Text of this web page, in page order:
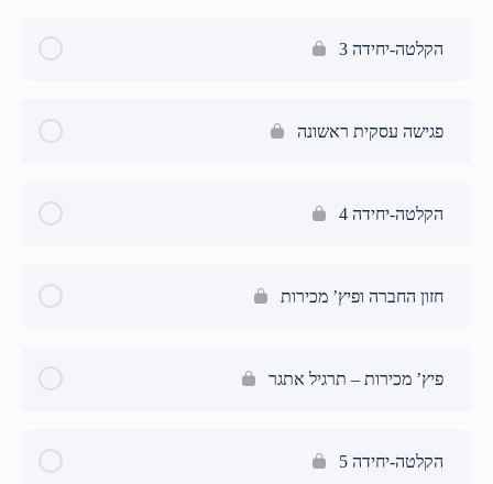
הקלטה-יחידה 3
פגישה עסקית ראשונה
הקלטה-יחידה 4
חזון החברה ופיץ’ מכירות
פיץ’ מכירות – תרגיל אתגר
הקלטה-יחידה 5